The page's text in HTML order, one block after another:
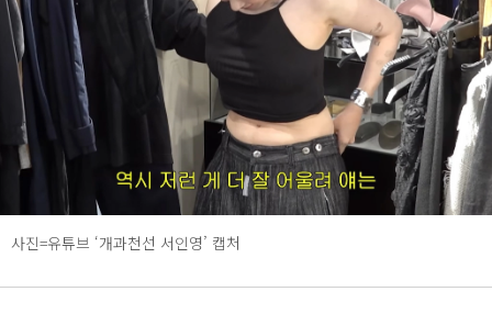
사진=유튜브 ‘개과천선 서인영’ 캡처